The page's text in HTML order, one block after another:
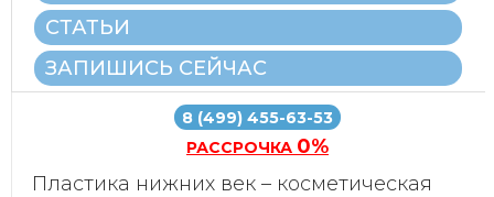
СТАТЬИ
ЗАПИШИСЬ СЕЙЧАС
8 (499) 455-63-53
РАССРОЧКА 0%
Пластика нижних век – косметическая